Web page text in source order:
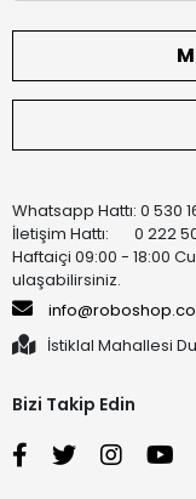
Whatsapp Hattı: 0 530
İletişim Hattı: 0 222
Haftaiçi 09:00 - 18:00
ulaşabilirsiniz.
İstiklal Mahallesi
Bizi Takip Edin